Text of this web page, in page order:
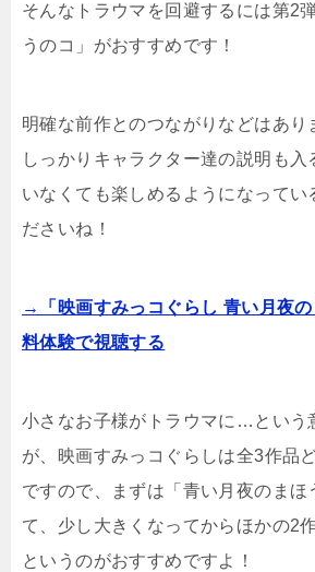
そんなトラウマを回避するには第2
うのコ」がおすすめです！
明確な前作とのつながりなどはあり
しっかりキャラクター達の説明も入
いなくても楽しめるようになってい
ださいね！
→「映画すみっコぐらし 青い月夜
料体験で視聴する
小さなお子様がトラウマに…という
が、映画すみっコぐらしは全3作品
ですので、まずは「青い月夜のまほ
て、少し大きくなってからほかの2
というのがおすすめですよ！